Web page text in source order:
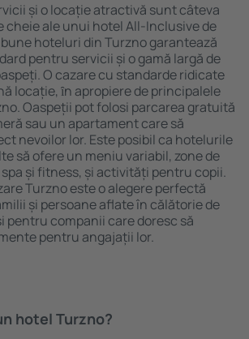
și o locație atractivă sunt câteva
cheie ale unui hotel All-Inclusive de
hoteluri din Turzno garantează
pentru servicii și o gamă largă de
O cazare cu standarde ridicate
locație, ȋn apropiere de principalele
Oaspeții pot folosi parcarea gratuită
sau un apartament care să
nevoilor lor. Este posibil ca hotelurile
să ofere un meniu variabil, zone de
și fitness, și activități pentru copii.
Turzno este o alegere perfectă
și persoane aflate în călătorie de
pentru companii care doresc să
pentru angajații lor.
hotel Turzno?